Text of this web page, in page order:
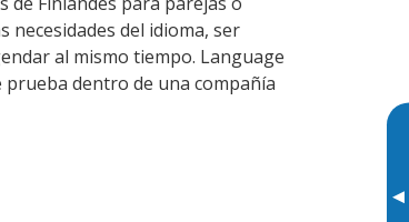
▸
necesidades del idioma, ser
al mismo tiempo. Language
prueba dentro de una compañía